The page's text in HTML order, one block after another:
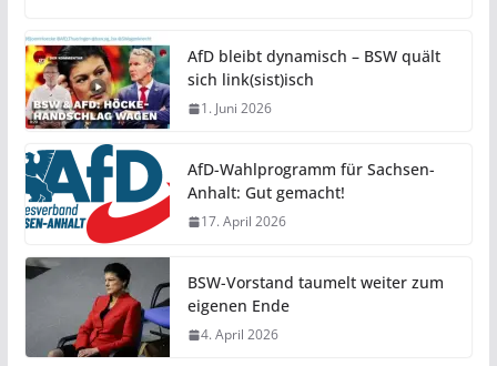
AfD bleibt dynamisch – BSW quält
sich link(sist)isch
1. Juni 2026
AfD-Wahlprogramm für Sachsen-
Anhalt: Gut gemacht!
17. April 2026
BSW-Vorstand taumelt weiter zum
eigenen Ende
4. April 2026